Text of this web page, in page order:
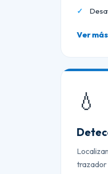
Ver
💧
trazador